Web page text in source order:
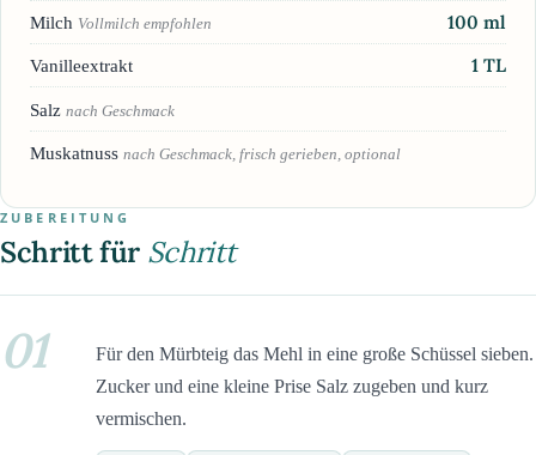
Milch Vollmilch empfohlen 100 ml
Vanilleextrakt 1 TL
Salz nach Geschmack
Muskatnuss nach Geschmack, frisch gerieben, optional
ZUBEREITUNG
Schritt für Schritt
01
Für den Mürbteig das Mehl in eine große Schüssel sieben.
Zucker und eine kleine Prise Salz zugeben und kurz
vermischen.